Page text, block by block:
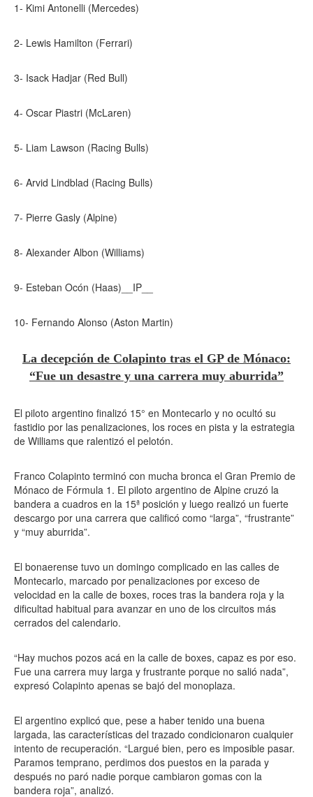
1- Kimi Antonelli (Mercedes)
2- Lewis Hamilton (Ferrari)
3- Isack Hadjar (Red Bull)
4- Oscar Piastri (McLaren)
5- Liam Lawson (Racing Bulls)
6- Arvid Lindblad (Racing Bulls)
7- Pierre Gasly (Alpine)
8- Alexander Albon (Williams)
9- Esteban Ocón (Haas)__IP__
10- Fernando Alonso (Aston Martin)
La decepción de Colapinto tras el GP de Mónaco:
“Fue un desastre y una carrera muy aburrida”
El piloto argentino finalizó 15° en Montecarlo y no ocultó su
fastidio por las penalizaciones, los roces en pista y la estrategia
de Williams que ralentizó el pelotón.
Franco Colapinto terminó con mucha bronca el Gran Premio de
Mónaco de Fórmula 1. El piloto argentino de Alpine cruzó la
bandera a cuadros en la 15ª posición y luego realizó un fuerte
descargo por una carrera que calificó como “larga”, “frustrante”
y “muy aburrida”.
El bonaerense tuvo un domingo complicado en las calles de
Montecarlo, marcado por penalizaciones por exceso de
velocidad en la calle de boxes, roces tras la bandera roja y la
dificultad habitual para avanzar en uno de los circuitos más
cerrados del calendario.
“Hay muchos pozos acá en la calle de boxes, capaz es por eso.
Fue una carrera muy larga y frustrante porque no salió nada”,
expresó Colapinto apenas se bajó del monoplaza.
El argentino explicó que, pese a haber tenido una buena
largada, las características del trazado condicionaron cualquier
intento de recuperación. “Largué bien, pero es imposible pasar.
Paramos temprano, perdimos dos puestos en la parada y
después no paró nadie porque cambiaron gomas con la
bandera roja”, analizó.